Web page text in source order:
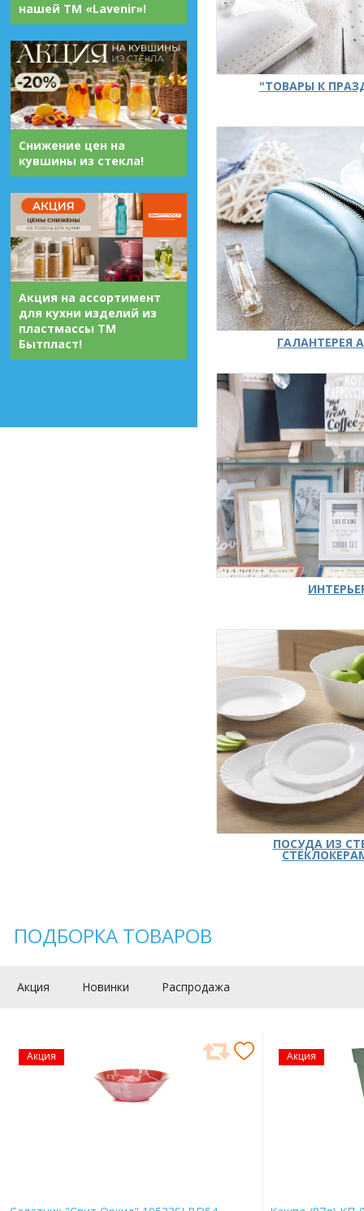
нашей ТМ «Lavenir»!
Снижение цен на
кувшины из стекла!
Акция на ассортимент
для кухни изделий из
пластмассы ТМ
Бытпласт!
"ТОВАРЫ К
ГАЛАНТЕРЕЯ
ПОСУДА ИЗ
ПОДБОРКА ТОВАРОВ
Акция Новинки Распродажа
Акция Акция